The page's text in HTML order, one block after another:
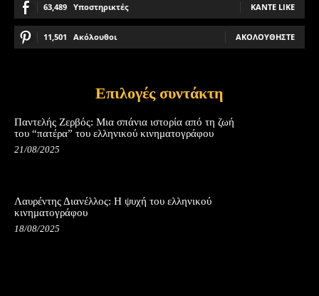
63,489 Υποστηρικτές ΚΆΝΤΕ LIKE
11,501 Ακόλουθοι ΑΚΟΛΟΥΘΉΣΤΕ
Επιλογές συντάκτη
Παντελής Ζερβός: Μια σπάνια ιστορία από τη ζωή
του “πατέρα” του ελληνικού κινηματογράφου
21/08/2025
Λαυρέντης Διανέλλος: Η ψυχή του ελληνικού
κινηματογράφου
18/08/2025